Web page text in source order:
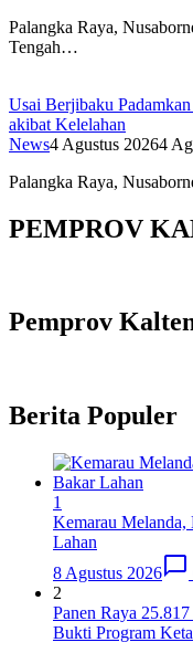
Palangka Raya,
Tengah…
Usai Berjibaku
akibat Kelelahan
News4 Agustus 20264
Palangka Raya,
PEMPROV
Pemprov
Berita Populer
1
Kemarau
Lahan
8 Agustus 2026
2
Panen Raya
Bukti Program